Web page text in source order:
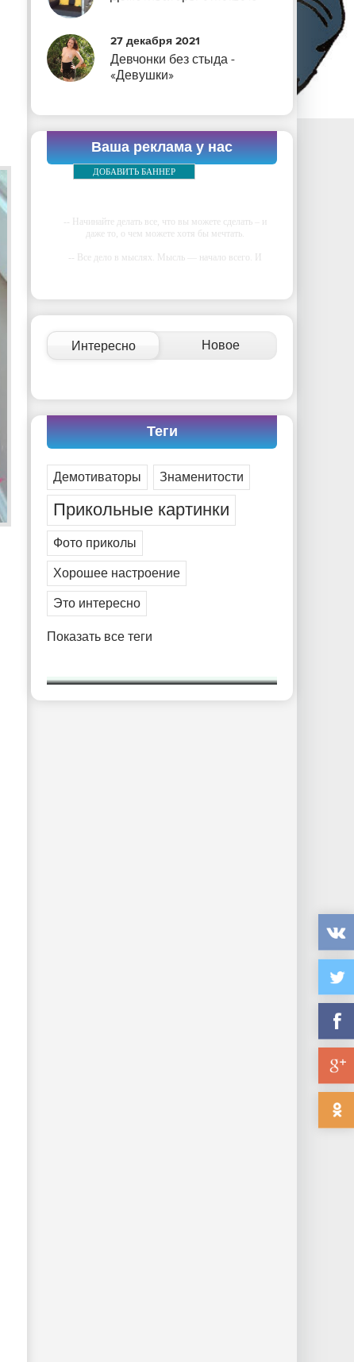
27 декабря 2021
Девчонки без стыда -
«Девушки»
Ваша реклама у нас
ДОБАВИТЬ БАННЕР
-- Начинайте делать все, что вы можете сделать – и
даже то, о чем можете хотя бы мечтать.
-- Все дело в мыслях. Мысль — начало всего. И
той жизнью, которую вы сами себе придумали.
-- Самое большое богатство — это ум. Самая большая
нищета — глупость. Из всех страхов самый пугающий
пропустить его мимо ушей. Он никогда не бывает
-- Люблю давать советы и очень не люблю, когда их
дают мне.
Интересно Новое
Теги
Демотиваторы Знаменитости
Прикольные картинки
Фото приколы
Хорошее настроение
Это интересно
Показать все теги